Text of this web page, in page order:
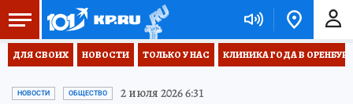
ДЛЯ СВОИХ НОВОСТИ ТОЛЬКО У НАС КЛИНИКА ГОДА В
НОВОСТИ ОБЩЕСТВО 2 июля 2026 6:31